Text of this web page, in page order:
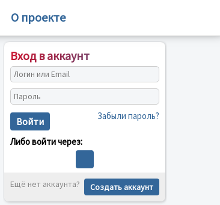
О проекте
Вход в аккаунт
Войти Забыли пароль?
Либо войти через:
Ещё нет аккаунта? Создать аккаунт